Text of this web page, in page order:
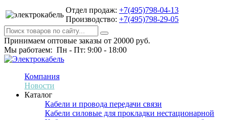
Отдел продаж: +7(495)798-04-13
Производство: +7(495)798-29-05
Принимаем оптовые заказы от 20000 руб.
Мы работаем: Пн - Пт: 9:00 - 18:00
Компания
Новости
Каталог
Кабели и провода передачи связи
Кабели силовые для прокладки нестационарной